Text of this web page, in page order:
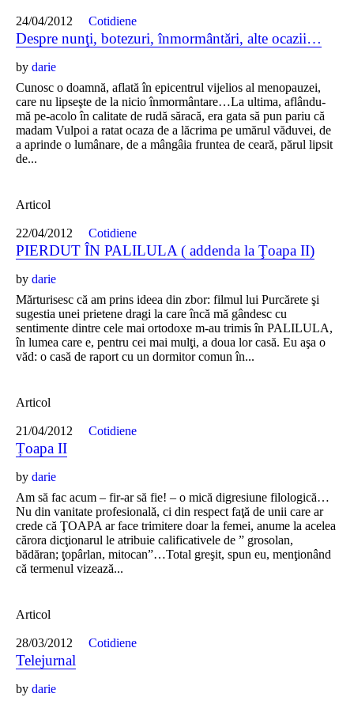
24/04/2012 Cotidiene
Despre nunţi, botezuri, înmormântări, alte ocazii…
by darie
Cunosc o doamnă, aflată în epicentrul vijelios al menopauzei,
care nu lipseşte de la nicio înmormântare…La ultima, aflându-
mă pe-acolo în calitate de rudă săracă, era gata să pun pariu că
madam Vulpoi a ratat ocaza de a lăcrima pe umărul văduvei, de
a aprinde o lumânare, de a mângâia fruntea de ceară, părul lipsit
de...
Articol
22/04/2012 Cotidiene
PIERDUT ÎN PALILULA ( addenda la Ţoapa II)
by darie
Mărturisesc că am prins ideea din zbor: filmul lui Purcărete şi
sugestia unei prietene dragi la care încă mă gândesc cu
sentimente dintre cele mai ortodoxe m-au trimis în PALILULA,
în lumea care e, pentru cei mai mulţi, a doua lor casă. Eu aşa o
văd: o casă de raport cu un dormitor comun în...
Articol
21/04/2012 Cotidiene
Țoapa II
by darie
Am să fac acum – fir-ar să fie! – o mică digresiune filologică…
Nu din vanitate profesională, ci din respect faţă de unii care ar
crede că ŢOAPA ar face trimitere doar la femei, anume la acelea
cărora dicţionarul le atribuie calificativele de ” grosolan,
bădăran; ţopârlan, mitocan”…Total greşit, spun eu, menţionând
că termenul vizează...
Articol
28/03/2012 Cotidiene
Telejurnal
by darie